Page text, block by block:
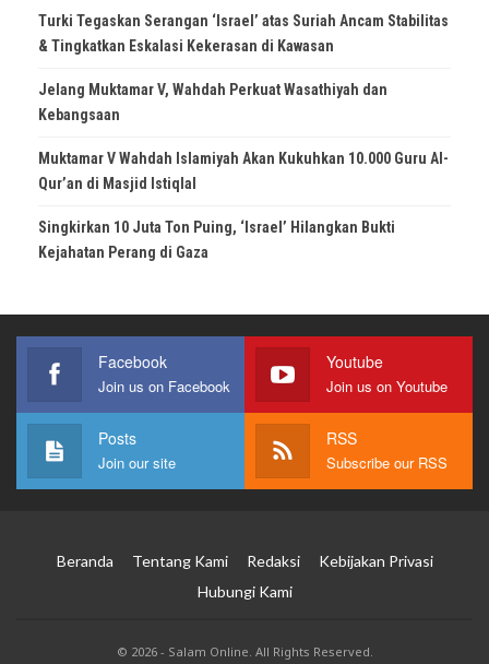
Turki Tegaskan Serangan ‘Israel’ atas Suriah Ancam Stabilitas
& Tingkatkan Eskalasi Kekerasan di Kawasan
Jelang Muktamar V, Wahdah Perkuat Wasathiyah dan
Kebangsaan
Muktamar V Wahdah Islamiyah Akan Kukuhkan 10.000 Guru Al-
Qur’an di Masjid Istiqlal
Singkirkan 10 Juta Ton Puing, ‘Israel’ Hilangkan Bukti
Kejahatan Perang di Gaza
Facebook
Join us on Facebook
Youtube
Join us on Youtube
Posts
Join our site
RSS
Subscribe our RSS
Beranda Tentang Kami Redaksi
Kebijakan Privasi
Hubungi Kami
© 2026 - Salam Online. All Rights Reserved.